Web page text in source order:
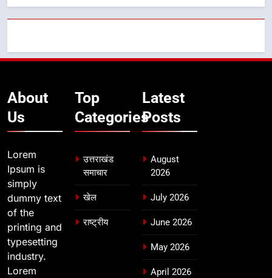
About
Us
Lorem
Ipsum is
simply
dummy text
of the
printing and
typesetting
industry.
Lorem
Top
Categories
उत्तराखंड
समाचार
खेल
राष्ट्रीय
Latest
Posts
August
2026
July 2026
June 2026
May 2026
April 2026